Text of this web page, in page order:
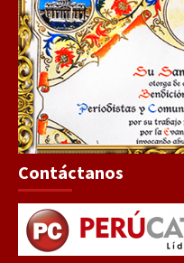
Contáctanos